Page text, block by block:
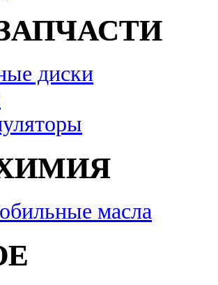
диски
масла